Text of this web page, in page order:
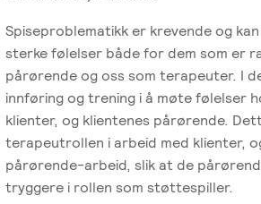
-
Videreutdanning
for
terapeuter
EFST
-
Videreutdanning
om
følelser
Psyflix
Ofte
stilte
spørsmål
EFT
Arbeidsrettet
behandling
Adopsjonsrapport
medlem
NIEFT
EFT-
terapeuter
i
Spiseproblematikk er krevende og
sterke følelser både for dem som er
pårørende og oss som terapeuter. I
innføring og trening i å møte følelser
klienter, og klientenes pårørende.
terapeutrollen i arbeid med klienter,
pårørende-arbeid, slik at de
tryggere i rollen som støttespiller.